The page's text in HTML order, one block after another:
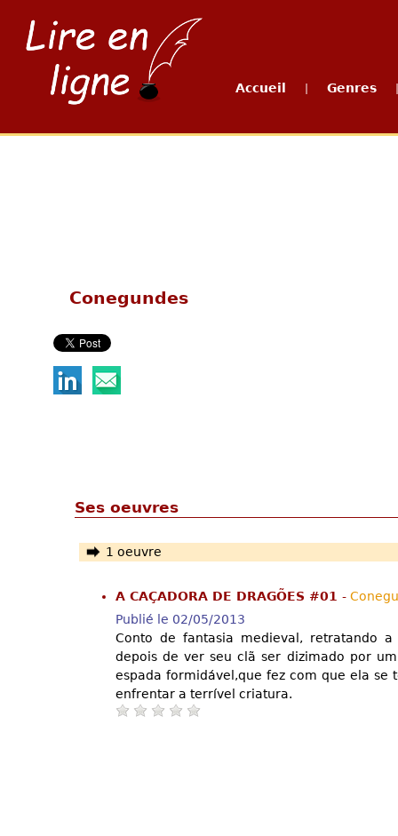
Accueil Genres
Conegundes
Ses oeuvres
1 oeuvre
A CAÇADORA DE DRAGÕES #01 -
Publié le 02/05/2013
Conto de fantasia medieval, retratando
depois de ver seu clã ser dizimado por
espada formidável,que fez com que ela se
enfrentar a terrível criatura.